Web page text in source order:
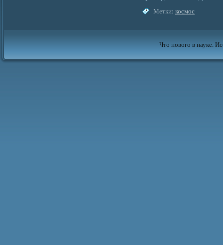
Метки: космос
Что нового в науке.